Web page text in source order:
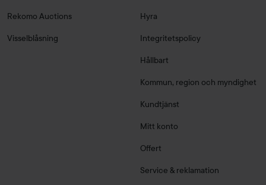
Rekomo Auctions
Visselblåsning
Hyra
Integritetspolicy
Hållbart
Kommun, region och myndighet
Kundtjänst
Mitt konto
Offert
Service & reklamation